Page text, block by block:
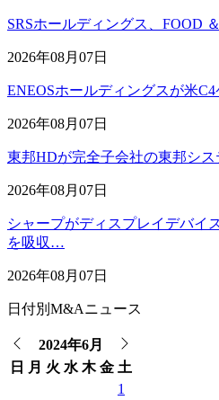
SRSホールディングス、FOOD
2026年08月07日
ENEOSホールディングスが米
2026年08月07日
東邦HDが完全子会社の東邦シ
2026年08月07日
シャープがディスプレイデバイ
を吸収…
2026年08月07日
日付別M&Aニュース
2024年6月
日 月 火 水 木 金 土
1